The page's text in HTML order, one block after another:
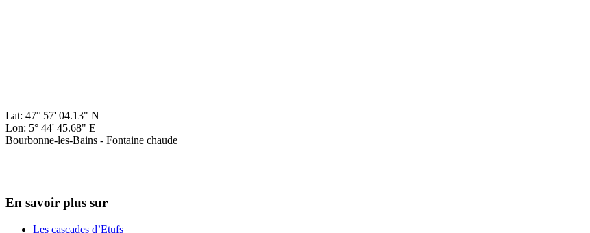
Lat: 47° 57' 04.13" N
Lon: 5° 44' 45.68" E
Bourbonne-les-Bains - Fontaine chaude
En savoir plus sur
Les cascades d’Etufs